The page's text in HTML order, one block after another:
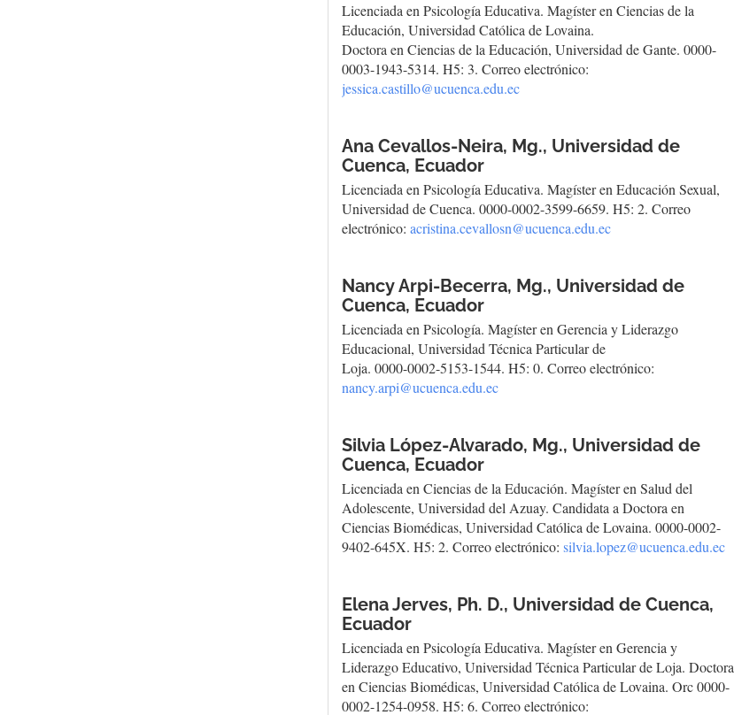
Licenciada en Psicología Educativa. Magíster en Ciencias de la
Educación, Universidad Católica de Lovaina.
Doctora en Ciencias de la Educación, Universidad de Gante. 0000-
0003-1943-5314. H5: 3. Correo electrónico:
jessica.castillo@ucuenca.edu.ec
Ana Cevallos-Neira, Mg., Universidad de
Cuenca, Ecuador
Licenciada en Psicología Educativa. Magíster en Educación Sexual,
Universidad de Cuenca. 0000-0002-3599-6659. H5: 2. Correo
electrónico:acristina.cevallosn@ucuenca.edu.ec
Nancy Arpi-Becerra, Mg., Universidad de
Cuenca, Ecuador
Licenciada en Psicología. Magíster en Gerencia y Liderazgo
Educacional, Universidad Técnica Particular de
Loja. 0000-0002-5153-1544. H5: 0. Correo electrónico:
nancy.arpi@ucuenca.edu.ec
Silvia López-Alvarado, Mg., Universidad de
Cuenca, Ecuador
Licenciada en Ciencias de la Educación. Magíster en Salud del
Adolescente, Universidad del Azuay. Candidata a Doctora en
Ciencias Biomédicas, Universidad Católica de Lovaina. 0000-0002-
9402-645X. H5: 2. Correo electrónico:silvia.lopez@ucuenca.edu.ec
Elena Jerves, Ph. D., Universidad de Cuenca,
Ecuador
Licenciada en Psicología Educativa. Magíster en Gerencia y
Liderazgo Educativo, Universidad Técnica Particular de Loja. Doctora
en Ciencias Biomédicas, Universidad Católica de Lovaina. Orc 0000-
0002-1254-0958. H5: 6. Correo electrónico: